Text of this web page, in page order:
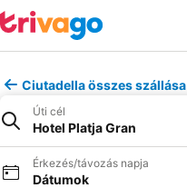
Ciutadella összes szállása
Úti cél
Hotel Platja Gran
Érkezés/távozás napja
Dátumok